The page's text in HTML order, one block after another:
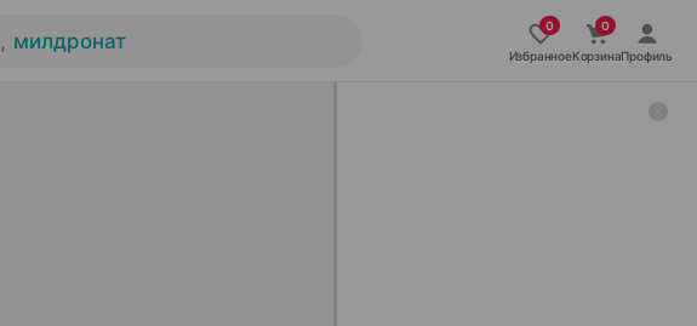
, милдронат
ИзбранноеКорзинаПрофиль